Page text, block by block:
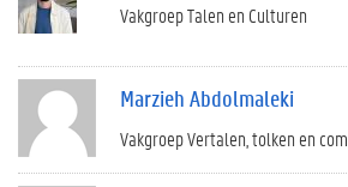
Vakgroep Talen en Culturen
Marzieh Abdolmaleki
Vakgroep Vertalen, tolken en